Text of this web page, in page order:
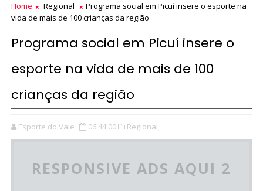
Home Regional
Programa social em Picuí insere o esporte na
vida de mais de 100 crianças da região
Programa social em Picuí insere o
esporte na vida de mais de 100
crianças da região
Esporte do Vale 06:44:00 Regional,
RESPONSIVE ADS AQUI 2